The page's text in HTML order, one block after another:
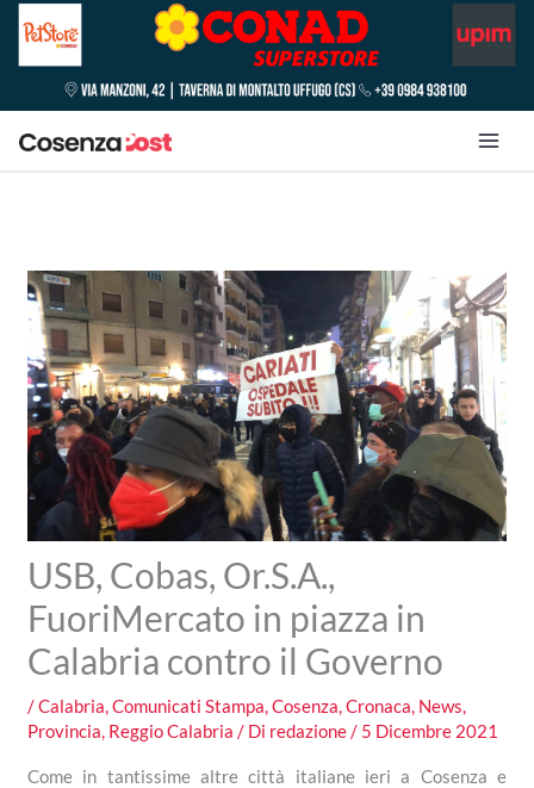
USB, Cobas, Or.S.A.,
FuoriMercato in piazza in
Calabria contro il Governo
/Calabria,Comunicati Stampa,Cosenza,Cronaca, News,
Provincia, Reggio Calabria / Di redazione/ 5 Dicembre 2021
Come in tantissime altre città italiane ieri a Cosenza e